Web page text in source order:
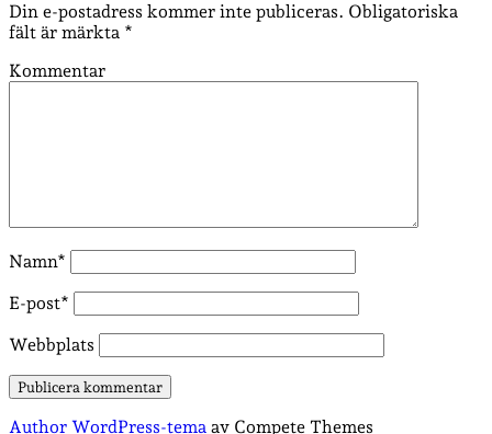
Din e-postadress kommer inte publiceras. Obligatoriska
fält är märkta *
Kommentar
Namn*
E-post*
Webbplats
Author WordPress-tema av Compete Themes